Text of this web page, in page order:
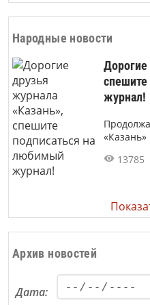
Народные новости
Дорогие
журнал!
«Казань»
13785
Архив новостей
Дата: